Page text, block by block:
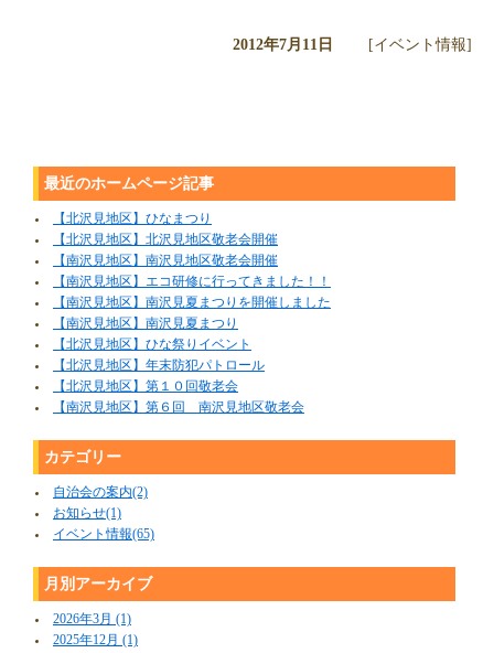
2012年7月11日 [イベント情報]
最近のホームページ記事
【北沢見地区】ひなまつり
【北沢見地区】北沢見地区敬老会開催
【南沢見地区】南沢見地区敬老会開催
【南沢見地区】エコ研修に行ってきました！！
【南沢見地区】南沢見夏まつりを開催しました
【南沢見地区】南沢見夏まつり
【北沢見地区】ひな祭りイベント
【北沢見地区】年末防犯パトロール
【北沢見地区】第１０回敬老会
【南沢見地区】第６回 南沢見地区敬老会
カテゴリー
自治会の案内(2)
お知らせ(1)
イベント情報(65)
月別アーカイブ
2026年3月 (1)
2025年12月 (1)